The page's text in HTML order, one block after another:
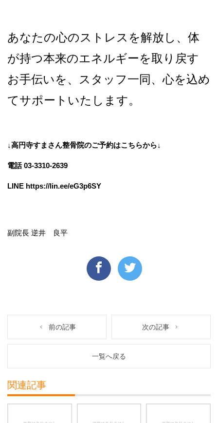
あなたの心のストレスを解放し、体
が持つ本来のエネルギーを取り戻す
お手伝いを、スタッフ一同、心を込め
てサポートいたします。
↓高円寺すまさん整骨院のご予約はこちらから↓
電話 03-3310-2639
LINE https://lin.ee/eG3p6SY
副院長 逆井 良平
前の記事 次の記事
一覧へ戻る
関連記事